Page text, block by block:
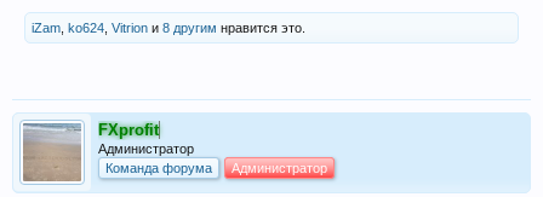
iZam ko624 Vitrion и 8 другим нравится это.
FXprofit
Администратор
Команда форума
Администратор